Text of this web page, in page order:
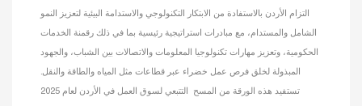
التزام الأردن بالاستفادة من الابتكار التكنولوجي والاستدامة البيئية لتعزيز النمو
الشامل والمستدام، مع مبادرات استراتيجية رئيسية بما في ذلك رقمنة الخدمات
الحكومية، وتعزيز مهارات تكنولوجيا المعلومات والاتصالات بين الشباب، والجهود
المبذولة لخلق فرص عمل خضراء عبر قطاعات مثل المياه والطاقة والنقل.
تستفيد هذه الورقة من المسح التتبعي لسوق العمل في الأردن لعام 2025